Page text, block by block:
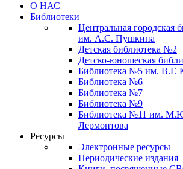
О НАС
Библиотеки
Центральная городская
им. А.С. Пушкина
Детская библиотека №2
Детско-юношеская
Библиотека №5 им. В.Г.
Библиотека №6
Библиотека №7
Библиотека №9
Библиотека №11 им.
Лермонтова
Ресурсы
Электронные ресурсы
Периодические издания